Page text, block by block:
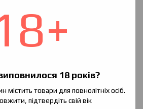
18 років?
містить товари для повнолітніх осіб.
підтвердіть свій вік
додаванням десертній нотки. Для